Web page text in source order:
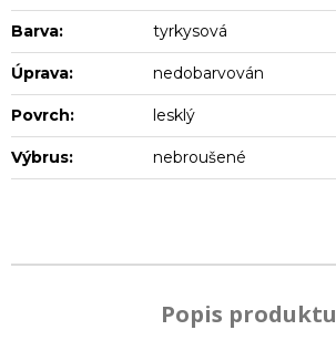
Barva: tyrkysová
Úprava: nedobarvován
Povrch: lesklý
Výbrus: nebroušené
Popis produktu